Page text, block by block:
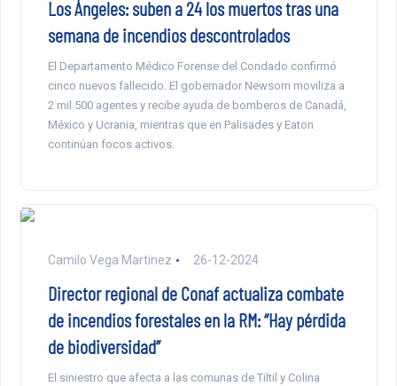
Los Ángeles: suben a 24 los muertos tras una
semana de incendios descontrolados
El Departamento Médico Forense del Condado confirmó
cinco nuevos fallecido. El gobernador Newsom moviliza a
2 mil 500 agentes y recibe ayuda de bomberos de Canadá,
México y Ucrania, mientras que en Palisades y Eaton
continúan focos activos.
Camilo Vega Martinez 26-12-2024
Director regional de Conaf actualiza combate
de incendios forestales en la RM: “Hay pérdida
de biodiversidad”
El siniestro que afecta a las comunas de Tiltil y Colina